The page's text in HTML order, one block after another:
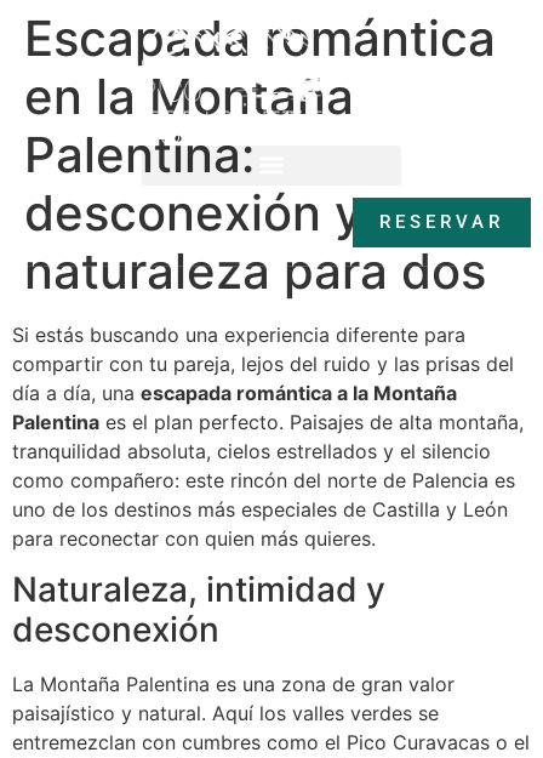
RESERVAR
RESERVAR
Escapada romántica
en la Montaña
Palentina:
desconexión y
naturaleza para dos
Si estás buscando una experiencia diferente para
compartir con tu pareja, lejos del ruido y las prisas del
día a día, una escapada romántica a la Montaña
Palentina es el plan perfecto. Paisajes de alta montaña,
tranquilidad absoluta, cielos estrellados y el silencio
como compañero: este rincón del norte de Palencia es
uno de los destinos más especiales de Castilla y León
para reconectar con quien más quieres.
Naturaleza, intimidad y
desconexión
La Montaña Palentina es una zona de gran valor
paisajístico y natural. Aquí los valles verdes se
entremezclan con cumbres como el Pico Curavacas o el